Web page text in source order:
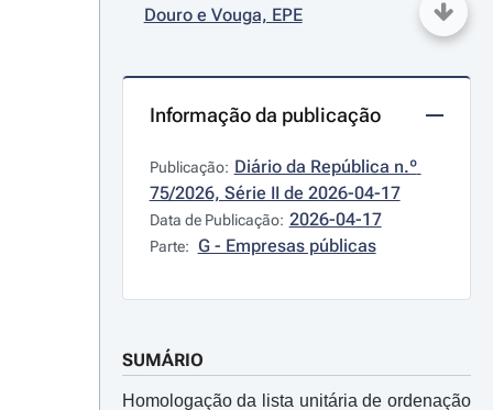
Douro e Vouga, EPE
Informação da publicação
Publicação: Diário da República n.º
75/2026, Série II de 2026-04-17
Data de Publicação: 2026-04-17
Parte: G - Empresas públicas
SUMÁRIO
Homologação da lista unitária de ordenação